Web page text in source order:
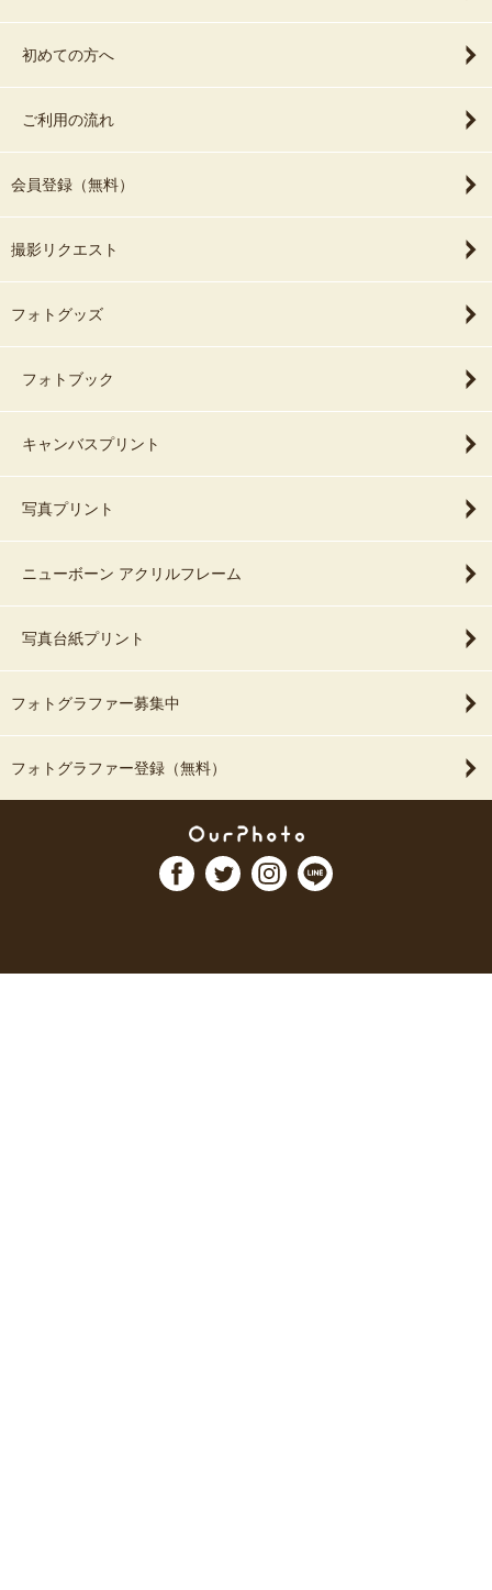
初めての方へ
ご利用の流れ
会員登録（無料）
撮影リクエスト
フォトグッズ
フォトブック
キャンバスプリント
写真プリント
ニューボーン アクリルフレーム
写真台紙プリント
フォトグラファー募集中
フォトグラファー登録（無料）